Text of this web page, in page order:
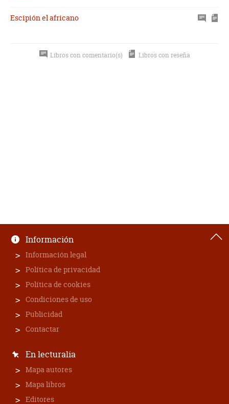
Escipión el africano
Libros con comentario(s) Libros con reseña
Información
Información legal
Política de privacidad
Política de cookies
Condiciones de uso
Publicidad
Contactar
En lecturalia
Mapa autores
Mapa libros
Editores